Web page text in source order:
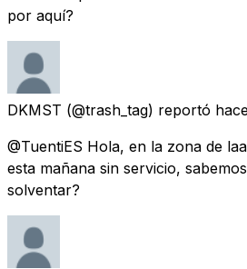
por aquí?
DKMST (@trash_tag) reportó
@TuentiES Hola, en la zona de
esta mañana sin servicio,
solventar?